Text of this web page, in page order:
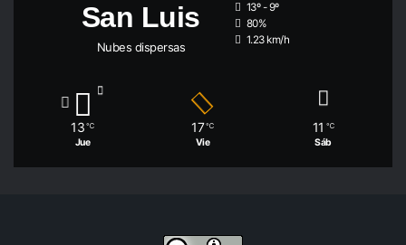
San Luis
Nubes dispersas
13º - 9º
80%
1.23 km/h
13 ℃
Jue
17 ℃
Vie
11 ℃
Sáb